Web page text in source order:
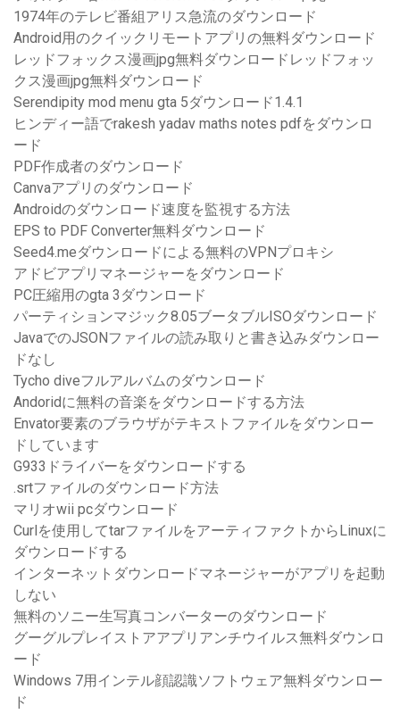
1974年のテレビ番組アリス急流のダウンロード
Android用のクイックリモートアプリの無料ダウンロード
レッドフォックス漫画jpg無料ダウンロードレッドフォッ
クス漫画jpg無料ダウンロード
Serendipity mod menu gta 5ダウンロード1.4.1
ヒンディー語でrakesh yadav maths notes pdfをダウンロ
ード
PDF作成者のダウンロード
Canvaアプリのダウンロード
Androidのダウンロード速度を監視する方法
EPS to PDF Converter無料ダウンロード
Seed4.meダウンロードによる無料のVPNプロキシ
アドビアプリマネージャーをダウンロード
PC圧縮用のgta 3ダウンロード
パーティションマジック8.05ブータブルISOダウンロード
JavaでのJSONファイルの読み取りと書き込みダウンロー
ドなし
Tycho diveフルアルバムのダウンロード
Andoridに無料の音楽をダウンロードする方法
Envator要素のブラウザがテキストファイルをダウンロー
ドしています
G933ドライバーをダウンロードする
.srtファイルのダウンロード方法
マリオwii pcダウンロード
Curlを使用してtarファイルをアーティファクトからLinuxに
ダウンロードする
インターネットダウンロードマネージャーがアプリを起動
しない
無料のソニー生写真コンバーターのダウンロード
グーグルプレイストアアプリアンチウイルス無料ダウンロ
ード
Windows 7用インテル顔認識ソフトウェア無料ダウンロー
ド